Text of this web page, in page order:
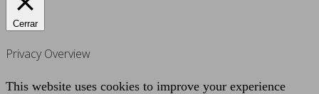
Cerrar
Privacy Overview
This website uses cookies to improve your experience